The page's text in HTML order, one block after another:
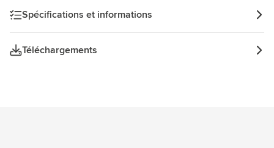
Spécifications et informations
Téléchargements